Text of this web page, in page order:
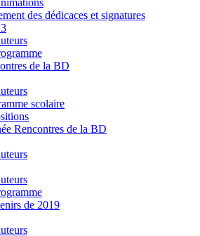
des dédicaces et signatures
de la BD
scolaire
Rencontres de la BD
de 2019